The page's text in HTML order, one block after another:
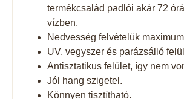
termékcsalád padlói akár 72
vízben.
Nedvesség felvételük
UV, vegyszer és parázsálló
Antisztatikus felület, így nem
Jól hang szigetel.
Könnyen tisztítható.